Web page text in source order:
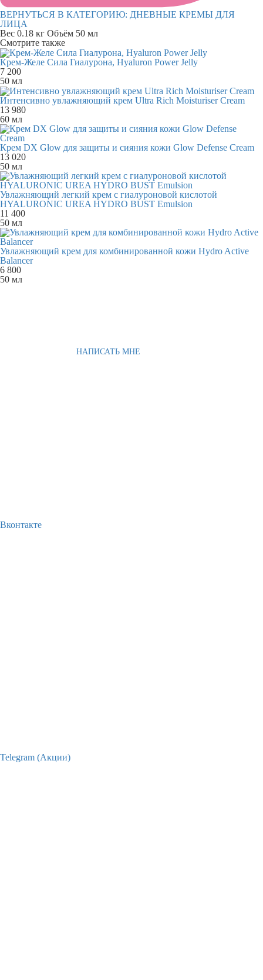
ВЕРНУТЬСЯ В КАТЕГОРИЮ: ДНЕВНЫЕ КРЕМЫ ДЛЯ
ЛИЦА
Вес 0.18 кг Объём 50 мл
Смотрите также
Крем-Желе Сила Гиалурона, Hyaluron Power Jelly
7 200
50 мл
Интенсивно увлажняющий крем Ultra Rich Moisturiser Cream
13 980
60 мл
Крем DX Glow для защиты и сияния кожи Glow Defense Cream
13 020
50 мл
Увлажняющий легкий крем с гиалуроновой кислотой
HYALURONIC UREA HYDRO BUST Emulsion
11 400
50 мл
Увлажняющий крем для комбинированной кожи Hydro Active
Balancer
6 800
50 мл
НАПИСАТЬ МНЕ
Вконтакте
Telegram (Акции)